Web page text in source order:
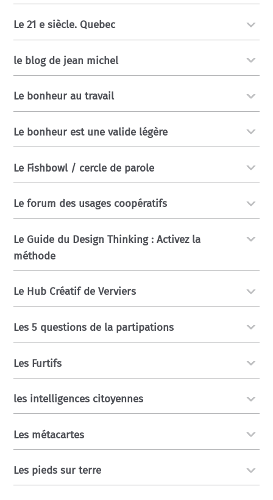
Le 21 e siècle. Quebec
le blog de jean michel
Le bonheur au travail
Le bonheur est une valide légère
Le Fishbowl / cercle de parole
Le forum des usages coopératifs
Le Guide du Design Thinking : Activez la
méthode
Le Hub Créatif de Verviers
Les 5 questions de la partipations
Les Furtifs
les intelligences citoyennes
Les métacartes
Les pieds sur terre